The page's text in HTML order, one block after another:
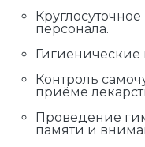
персонала.
Гигиенические
Контроль
приёме
Проведение
памяти и